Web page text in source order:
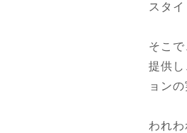
スタ
そこ
提供
ョン
われ